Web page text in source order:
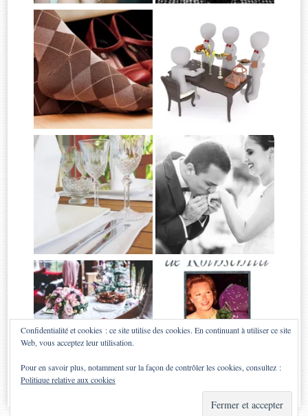
Confidentialité et cookies : ce site utilise des cookies. En continuant à utiliser ce site
Web, vous acceptez leur utilisation.
Pour en savoir plus, notamment sur la façon de contrôler les cookies, consultez :
Politique relative aux cookies